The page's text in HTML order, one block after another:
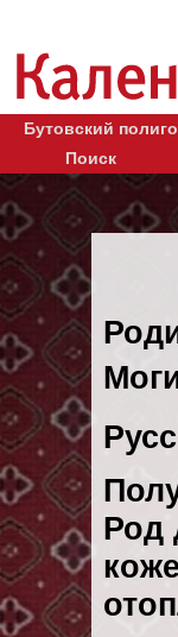
Бутовский
Поиск
Род